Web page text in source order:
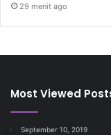
29 menit ago
Most Viewed
September 10, 2019